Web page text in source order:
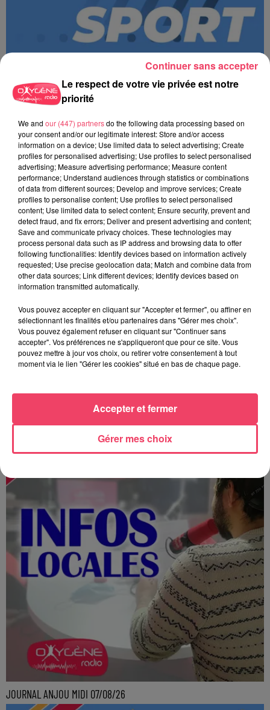
MAGSPORT MATIN 49 08/08/26
MAGSPORT SOIR 49 07/08/26
JOURNAL ANJOU MIDI 07/08/26
Le respect de votre vie privée est notre
priorité
We and our (447) partnersdo the following data processing based on
your consent and/or our legitimate interest: Store and/or access
information on a device; Use limited data to select advertising; Create
profiles for personalised advertising; Use profiles to select personalised
advertising; Measure advertising performance; Measure content
performance; Understand audiences through statistics or combinations
of data from different sources; Develop and improve services; Create
profiles to personalise content; Use profiles to select personalised
content; Use limited data to select content; Ensure security, prevent and
detect fraud, and fix errors; Deliver and present advertising and content;
Save and communicate privacy choices. These technologies may
process personal data such as IP address and browsing data to offer
following functionalities: Identify devices based on information actively
requested; Use precise geolocation data; Match and combine data from
other data sources; Link different devices; Identify devices based on
information transmitted automatically.
Vous pouvez accepter en cliquant sur "Accepter et fermer", ou affiner en
sélectionnant les finalités et/ou partenaires dans "Gérer mes choix".
Vous pouvez également refuser en cliquant sur "Continuer sans
accepter". Vos préférences ne s'appliqueront que pour ce site. Vous
pouvez mettre à jour vos choix, ou retirer votre consentement à tout
moment via le lien "Gérer les cookies" situé en bas de chaque page.
Gérer mes choix
Accepter et fermer
Continuer sans accepter